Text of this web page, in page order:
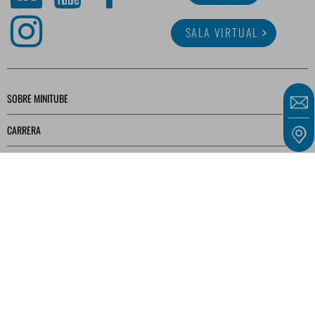
SALA VIRTUAL
SOBRE MINITUBE
CARRERA